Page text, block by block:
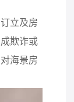
立及房
欺诈或
海景房